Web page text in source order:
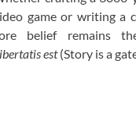
game or writing a
belief remains
est(Story is a